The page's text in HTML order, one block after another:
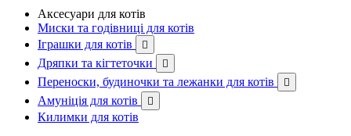
Аксесуари для котів
Миски та годівниці для котів
Іграшки для котів

Дряпки та кігтеточки 
Переноски, будиночки та лежанки для котів 
Амуніція для котів 
Килимки для котів